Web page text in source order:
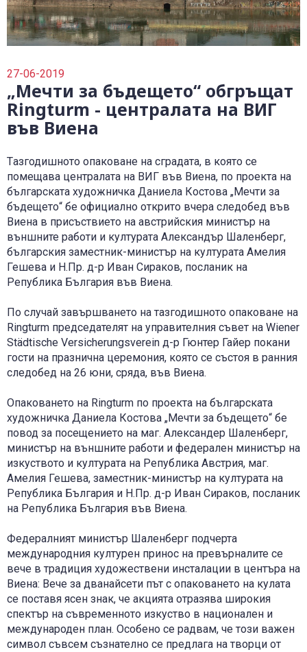
Правила и политики, свързани с обслужването
Плати вноска
0700 18 800
27-06-2019
„Мечти за бъдещето“ обгръщат
Ringturm - централата на ВИГ
във Виена
Tазгодишното опаковане на сградата, в която се
помещава централата на ВИГ във Виена, по проекта на
българската художничка Даниела Костова „Мечти за
бъдещето“ бе официално открито вчера следобед във
Виена в присъствието на австрийския министър на
външните работи и културата Александър Шаленберг,
българския заместник-министър на културата Амелия
Гешева и Н.Пр. д-р Иван Сираков, посланик на
Република България във Виена.
По случай завършването на тазгодишното опаковане на
Ringturm председателят на управителния съвет на Wiener
Städtische Versicherungsverein д-р Гюнтер Гайер покани
гости на празнична церемония, която се състоя в ранния
следобед на 26 юни, сряда, във Виена.
Опаковането на Ringturm по проекта на българската
художничка Даниела Костова „Мечти за бъдещето“ бе
повод за посещението на маг. Александер Шаленберг,
министър на външните работи и федерален министър на
изкуството и културата на Република Австрия, маг.
Амелия Гешева, заместник-министър на културата на
Република България и Н.Пр. д-р Иван Сираков, посланик
на Република България във Виена.
Федералният министър Шаленберг подчерта
международния културен принос на превърналите се
вече в традиция художествени инсталации в центъра на
Виена: Вече за дванайсети път с опаковането на кулата
се поставя ясен знак, че акцията отразява широкия
спектър на съвременното изкуство в национален и
международен план. Особено се радвам, че този важен
символ съвсем съзнателно се предлага на творци от